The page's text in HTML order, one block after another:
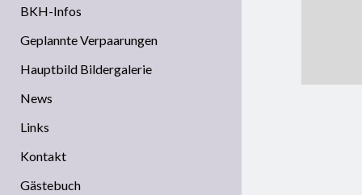
BKH-Infos
Geplannte Verpaarungen
Hauptbild Bildergalerie
News
Links
Kontakt
Gästebuch